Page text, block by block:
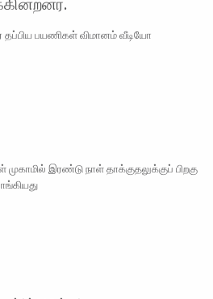
தப்பிய பயணிகள் விமானம் வீடியோ
இரண்டு நாள் தாக்குதலுக்குப் பிறகு